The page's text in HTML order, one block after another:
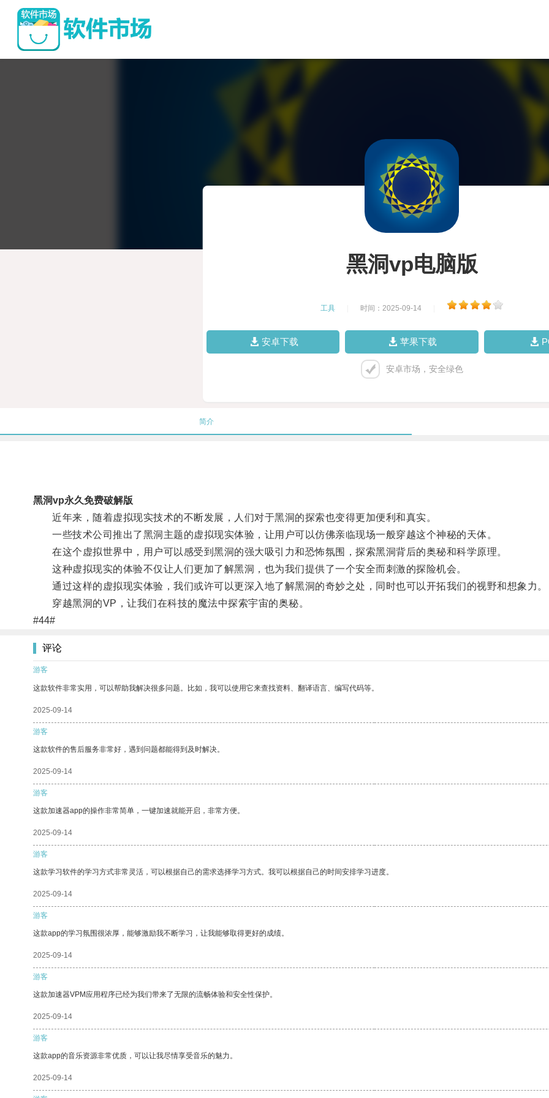
黑洞vp电脑版
工具 时间：2025-09-14
安卓下载 苹果下载
安卓市场，安全绿色
简介
黑洞vp永久免费破解版
近年来，随着虚拟现实技术的不断发展，人们对于黑洞的探索也变得更加便利和真实。
一些技术公司推出了黑洞主题的虚拟现实体验，让用户可以仿佛亲临现场一般穿越这个神秘的天体。
在这个虚拟世界中，用户可以感受到黑洞的强大吸引力和恐怖氛围，探索黑洞背后的奥秘和科学原理。
这种虚拟现实的体验不仅让人们更加了解黑洞，也为我们提供了一个安全而刺激的探险机会。
通过这样的虚拟现实体验，我们或许可以更深入地了解黑洞的奇妙之处，同时也可以开拓我们的视野和想象力。
穿越黑洞的VP，让我们在科技的魔法中探索宇宙的奥秘。
#44#
评论
游客
这款软件非常实用，可以帮助我解决很多问题。比如，我可以使用它来查找资料、翻译语言、编写代码等。
2025-09-14
游客
这款软件的售后服务非常好，遇到问题都能得到及时解决。
2025-09-14
游客
这款加速器app的操作非常简单，一键加速就能开启，非常方便。
2025-09-14
游客
这款学习软件的学习方式非常灵活，可以根据自己的需求选择学习方式。我可以根据自己的时间安排学习进度。
2025-09-14
游客
这款app的学习氛围很浓厚，能够激励我不断学习，让我能够取得更好的成绩。
2025-09-14
游客
这款加速器VPM应用程序已经为我们带来了无限的流畅体验和安全性保护。
2025-09-14
游客
这款app的音乐资源非常优质，可以让我尽情享受音乐的魅力。
2025-09-14